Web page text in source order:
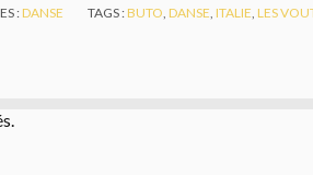
:DANSE TAGS :BUTO ,DANSE ,ITALIE ,LES